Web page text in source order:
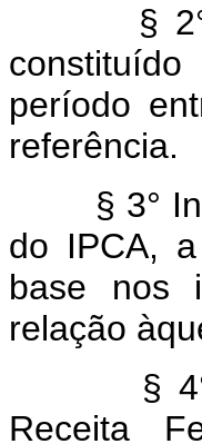
§ 2° O
período
referência.
§ 3°
do IPCA,
base nos
relação
§ 4° No
Receita